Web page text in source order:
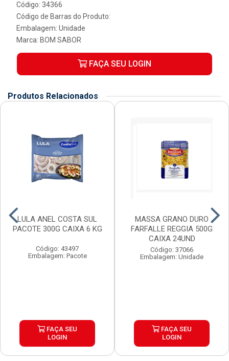
Código: 34366
Código de Barras do Produto:
Embalagem: Unidade
Marca: BOM SABOR
FAÇA SEU LOGIN
Produtos Relacionados
LULA ANEL COSTA SUL
PACOTE 300G CAIXA 6 KG
Código: 43497
Embalagem: Pacote
FAÇA SEU
LOGIN
MASSA GRANO DURO
FARFALLE REGGIA 500G
CAIXA 24UND
Código: 37066
Embalagem: Unidade
FAÇA SEU
LOGIN